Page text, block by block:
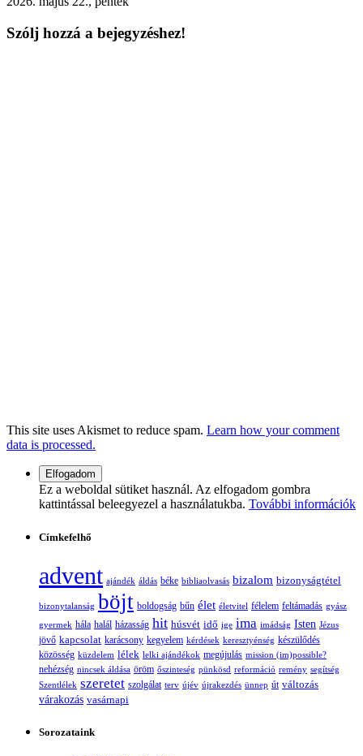
Szólj hozzá a bejegyzéshez!
This site uses Akismet to reduce spam. Learn how your comment
data is processed.
Ez a weboldal sütiket használ. Az elfogadom gombra
kattintással beleegyezel a használatukba. További információk
Címkefelhő
advent ajándék áldás béke bibliaolvasás bizalom bizonyságtétel
bizonytalanság böjt boldogság bűn élet életvitel félelem feltámadás gyász
gyermek hála halál házasság hit húsvét idő ige ima imádság Isten Jézus
jövő kapcsolat karácsony kegyelem kérdések keresztyénség készülődés
közösség küzdelem lélek lelki ajándékok megújulás mission (im)possible?
nehézség nincsek áldása öröm őszinteség pünkösd reformáció remény segítség
Szentlélek szeretet szolgálat terv újév újrakezdés ünnep út változás
várakozás vasárnapi
Sorozataink